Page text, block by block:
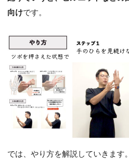
向けです。
では、やり方を解説していきます。